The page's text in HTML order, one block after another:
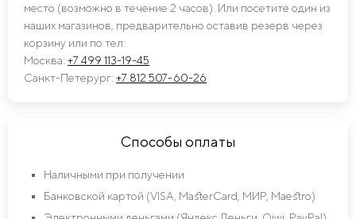
место (возможно в течение 2 часов). Или посетите один из
наших магазинов, предварительно оставив резерв через
корзину или по тел:
Москва: +7 499 113-19-45
Санкт-Петерург: +7 812 507-60-26
Способы оплаты
Наличными при получении
Банковской картой (VISA, MasterCard, МИР, Maestro)